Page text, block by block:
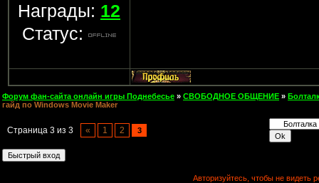
Награды: 12
Статус:
Форум фан-сайта онлайн игры Поднебесье » СВОБОДНОЕ ОБЩЕНИЕ »
гайд по Windows Movie Maker
Страница 3 из 3 « 1 2 3
Авторизуйтесь, чтобы не видеть